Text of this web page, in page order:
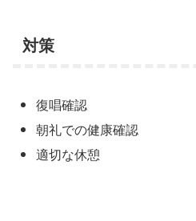
対策
復唱確認
朝礼での健康確認
適切な休憩